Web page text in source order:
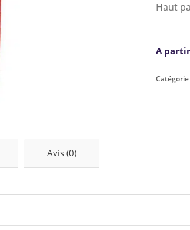
Haut
A
Catégorie
Avis (0)